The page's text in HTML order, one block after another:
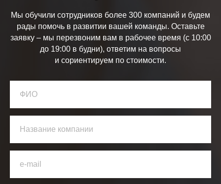
Мы обучили сотрудников более 300 компаний и будем
рады помочь в развитии вашей команды. Оставьте
заявку – мы перезвоним вам в рабочее время (с 10:00
до 19:00 в будни), ответим на вопросы
и сориентируем по стоимости.